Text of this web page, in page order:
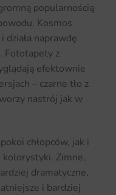
popularnością
Kosmos
działa naprawdę
Fototapety z
efektownie
– czarne tło z
nastrój jak w
chłopców, jak i
kolorystyki. Zimne,
dramatyczne,
i bardziej